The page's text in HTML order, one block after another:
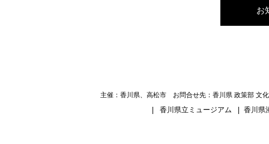
お
主催：香川県、高松市 お問合せ先：香川県 政策部 文
香川県立ミュージアム 香川県